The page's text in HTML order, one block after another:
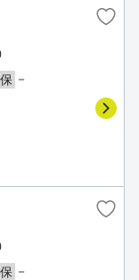
保 －
保 －